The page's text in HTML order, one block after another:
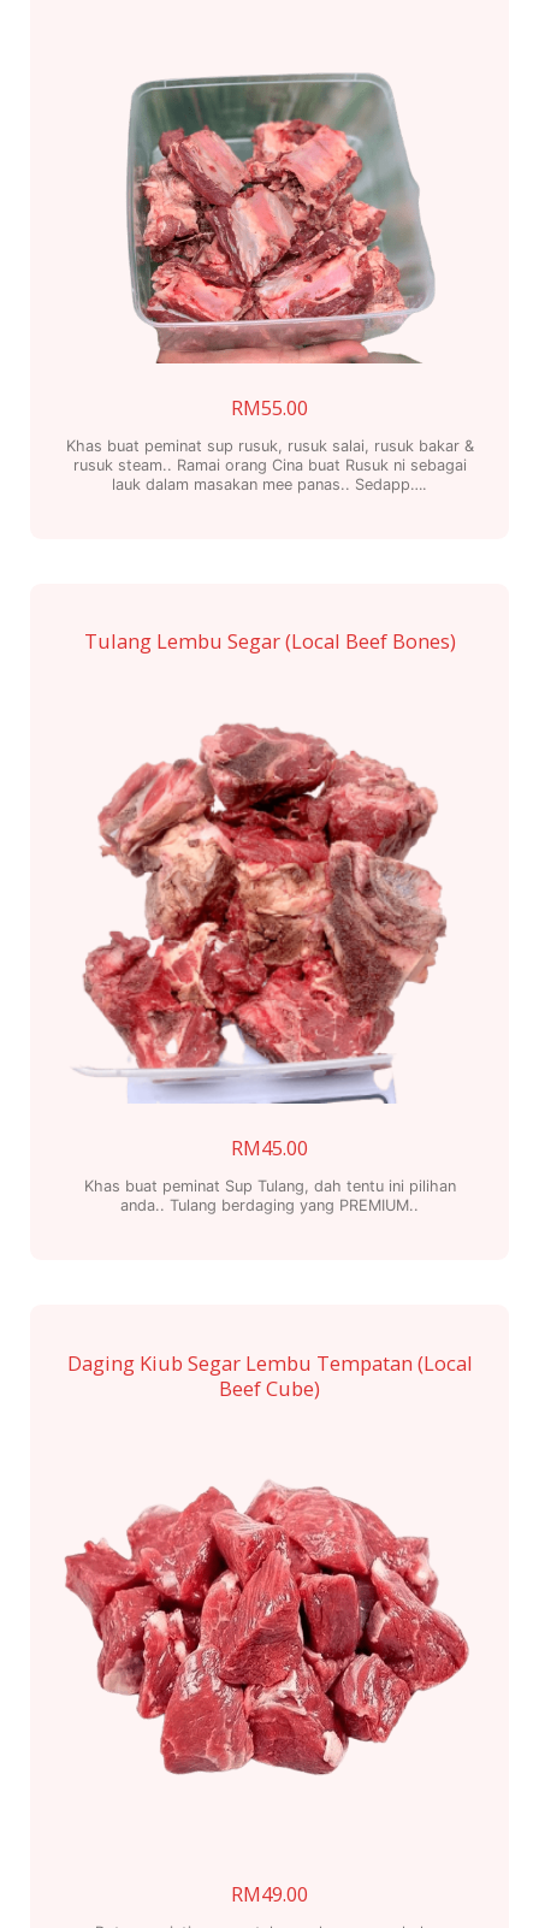
RM55.00
Khas buat peminat sup rusuk, rusuk salai, rusuk bakar &
rusuk steam.. Ramai orang Cina buat Rusuk ni sebagai
lauk dalam masakan mee panas.. Sedapp….
Tulang Lembu Segar (Local Beef Bones)
RM45.00
Khas buat peminat Sup Tulang, dah tentu ini pilihan
anda.. Tulang berdaging yang PREMIUM..
Daging Kiub Segar Lembu Tempatan (Local
Beef Cube)
RM49.00